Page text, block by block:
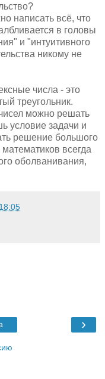
написать всё, что
в головы
и "интуитивного
никому не
числа - это
треугольник.
можно решать
условие задачи и
решение большого
всегда
оболванивания,
18:05
›